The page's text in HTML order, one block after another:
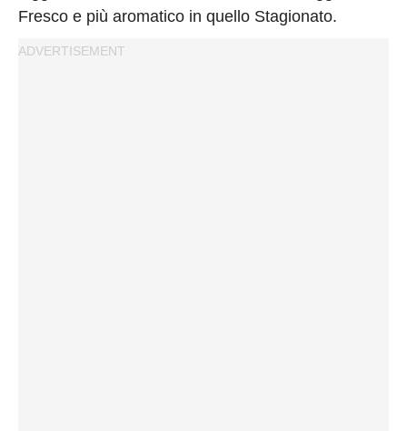
Fresco e più aromatico in quello Stagionato.